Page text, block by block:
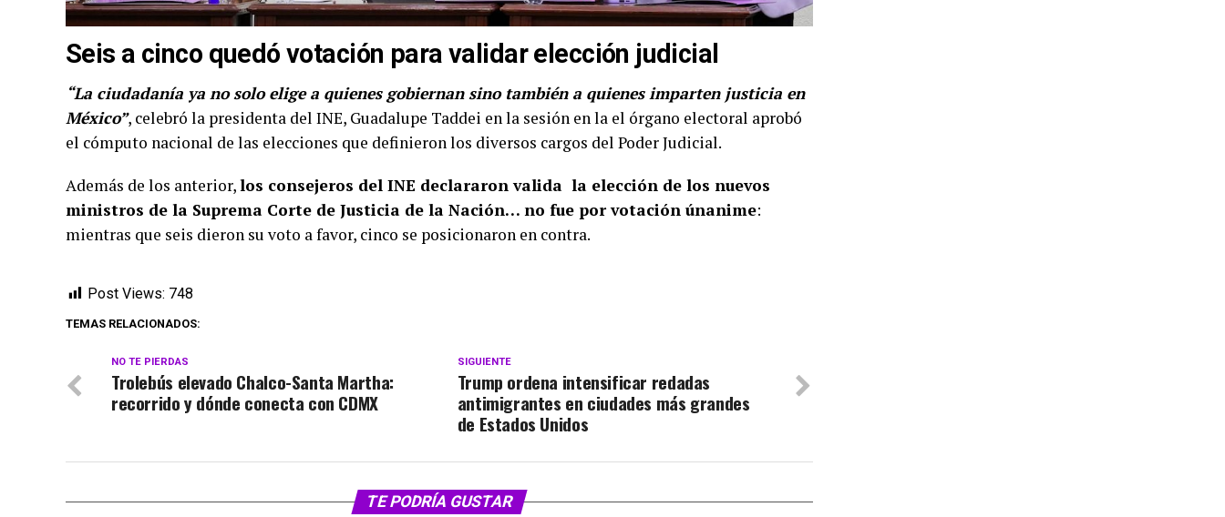
Seis a cinco quedó votación para validar elección judicial
“La ciudadanía ya no solo elige a quienes gobiernan sino también a quienes imparten justicia en
México”, celebró la presidenta del INE, Guadalupe Taddei en la sesión en la el órgano electoral aprobó
el cómputo nacional de las elecciones que definieron los diversos cargos del Poder Judicial.
Además de los anterior,los consejeros del INE declararon valida la elección de los nuevos
ministros de la Suprema Corte de Justicia de la Nación… no fue por votación únanime:
mientras que seis dieron su voto a favor, cinco se posicionaron en contra.
Post Views: 748
TEMAS RELACIONADOS:
SIGUIENTE
Trump ordena intensificar redadas
antimigrantes en ciudades más grandes
de Estados Unidos
NO TE PIERDAS
Trolebús elevado Chalco-Santa Martha:
recorrido y dónde conecta con CDMX
TE PODRÍA GUSTAR